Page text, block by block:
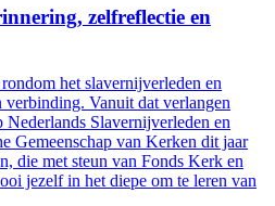
zelfreflectie en
het slavernijverleden en
Vanuit dat verlangen
Nederlands Slavernijverleden en
Gemeenschap van Kerken dit jaar
die met steun van Fonds Kerk en
jezelf in het diepe om te leren van